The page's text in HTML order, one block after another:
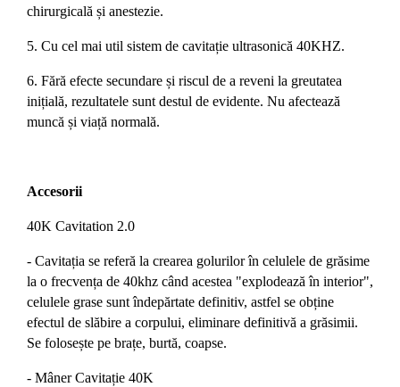
chirurgicală și anestezie.
5. Cu cel mai util sistem de cavitație ultrasonică 40KHZ.
6. Fără efecte secundare și riscul de a reveni la greutatea
inițială, rezultatele sunt destul de evidente. Nu afectează
muncă și viață normală.
Accesorii
40K Cavitation 2.0
- Cavitația se referă la crearea golurilor în celulele de grăsime
la o frecvența de 40khz când acestea "explodează în interior",
celulele grase sunt îndepărtate definitiv, astfel se obține
efectul de slăbire a corpului, eliminare definitivă a grăsimii.
Se folosește pe brațe, burtă, coapse.
- Mâner Cavitație 40K